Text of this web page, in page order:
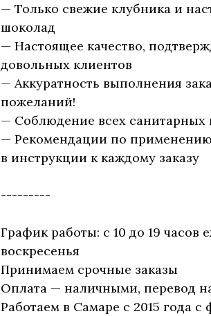
— Только свежие клубника и
шоколад
— Настоящее качество,
довольных клиентов
— Аккуратность выполнения
пожеланий!
— Соблюдение всех санитарных
— Рекомендации по
в инструкции к каждому заказу
---------
График работы: с 10 до 19 часов
воскресенья
Принимаем срочные заказы
Оплата — наличными, перевод
Работаем в Самаре с 2015 года